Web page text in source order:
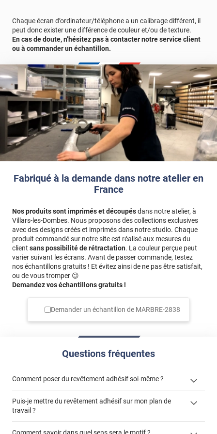
Fabriqué à la demande dans notre atelier en
France
Nos produits sont imprimés et découpésdans notre atelier, à
Villars-les-Dombes. Nous proposons des collections exclusives
avec des designs créés et imprimés dans notre studio. Chaque
produit commandé sur notre site est réalisé aux mesures du
client sans possibilité de rétractation. La couleur perçue peut
varier suivant les écrans. Avant de passer commande, testez
nos échantillons gratuits ! Et évitez ainsi de ne pas être satisfait,
ou de vous tromper 😉
Demandez vos échantillons gratuits !
Demander un échantillon de MARBRE-2838
Questions fréquentes
Comment poser du revêtement adhésif soi-même ?
« Comment poser un revêtement adhésif ? »
Puis-je mettre du revêtement adhésif sur mon plan de
travail ?
Comment savoir dans quel sens sera le motif ?
Chaque écran d’ordinateur/téléphone a un calibrage différent, il
peut donc exister une différence de couleur et/ou de texture.
En cas de doute, n’hésitez pas à contacter notre service client
ou à commander un échantillon.